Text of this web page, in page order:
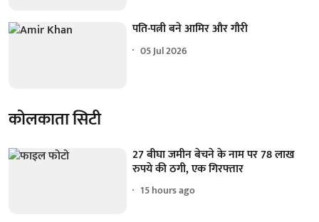
पति-पत्नी बने आमिर और गौरी
05 Jul 2026
कोलकाता सिटी
27 बीघा जमीन बेचने के नाम पर 78 लाख
रुपये की ठगी, एक गिरफ्तार
15 hours ago